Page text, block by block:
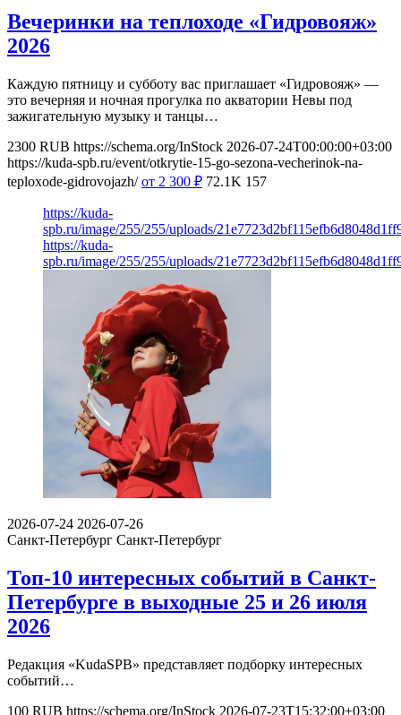
Вечеринки на теплоходе «Гидровояж»
2026
Каждую пятницу и субботу вас приглашает «Гидровояж» —
это вечерняя и ночная прогулка по акватории Невы под
зажигательную музыку и танцы…
2300 RUB https://schema.org/InStock 2026-07-24T00:00:00+03:00
https://kuda-spb.ru/event/otkrytie-15-go-sezona-vecherinok-na-
teploxode-gidrovojazh/ от 2 300 ₽ 72.1K 157
https://kuda-
spb.ru/image/255/255/uploads/
https://kuda-
spb.ru/image/255/255/uploads/
2026-07-24 2026-07-26
Санкт-Петербург Санкт-Петербург
Топ-10 интересных событий в Санкт-
Петербурге в выходные 25 и 26 июля
2026
Редакция «KudaSPB» представляет подборку интересных
событий…
100 RUB https://schema.org/InStock 2026-07-23T15:32:00+03:00